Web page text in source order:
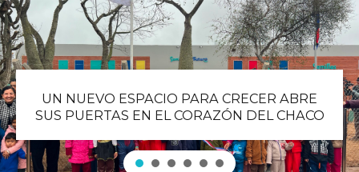
UN NUEVO ESPACIO PARA CRECER ABRE
SUS PUERTAS EN EL CORAZÓN DEL CHACO